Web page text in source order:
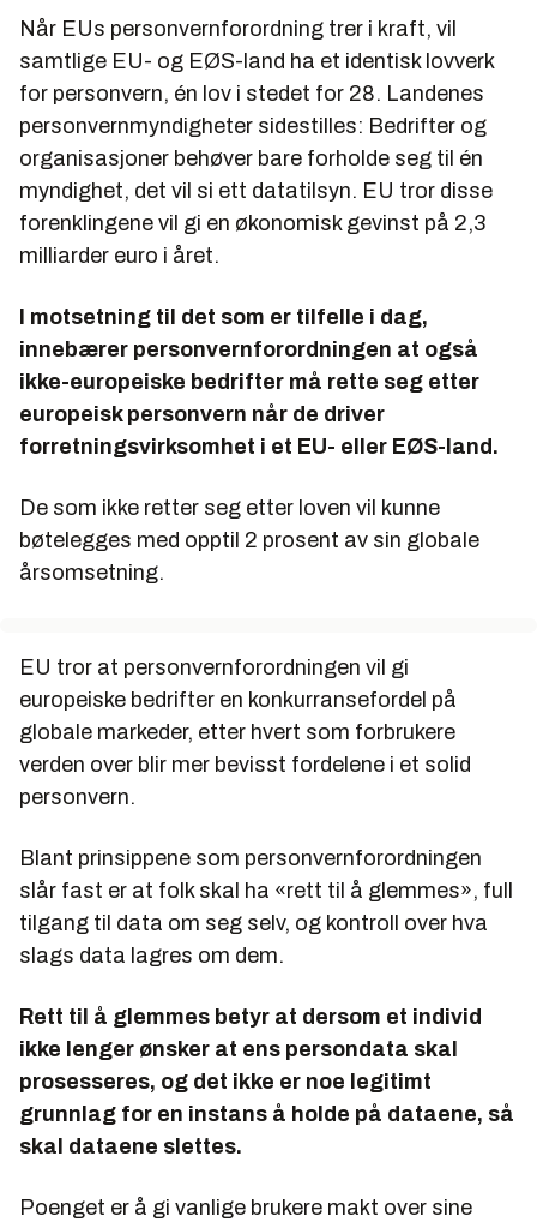
Når EUs personvernforordning trer i kraft, vil
samtlige EU- og EØS-land ha et identisk lovverk
for personvern, én lov i stedet for 28. Landenes
personvernmyndigheter sidestilles: Bedrifter og
organisasjoner behøver bare forholde seg til én
myndighet, det vil si ett datatilsyn. EU tror disse
forenklingene vil gi en økonomisk gevinst på 2,3
milliarder euro i året.
I motsetning til det som er tilfelle i dag,
innebærer personvernforordningen at også
ikke-europeiske bedrifter må rette seg etter
europeisk personvern når de driver
forretningsvirksomhet i et EU- eller EØS-land.
De som ikke retter seg etter loven vil kunne
bøtelegges med opptil 2 prosent av sin globale
årsomsetning.
EU tror at personvernforordningen vil gi
europeiske bedrifter en konkurransefordel på
globale markeder, etter hvert som forbrukere
verden over blir mer bevisst fordelene i et solid
personvern.
Blant prinsippene som personvernforordningen
slår fast er at folk skal ha «rett til å glemmes», full
tilgang til data om seg selv, og kontroll over hva
slags data lagres om dem.
Rett til å glemmes betyr at dersom et individ
ikke lenger ønsker at ens persondata skal
prosesseres, og det ikke er noe legitimt
grunnlag for en instans å holde på dataene, så
skal dataene slettes.
Poenget er å gi vanlige brukere makt over sine